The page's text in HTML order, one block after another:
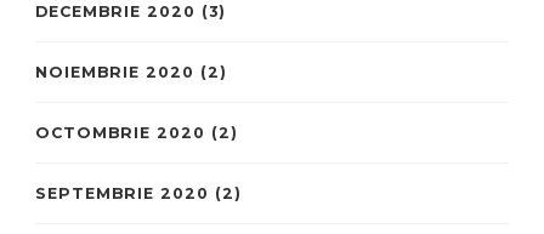
DECEMBRIE 2020 (3)
NOIEMBRIE 2020 (2)
OCTOMBRIE 2020 (2)
SEPTEMBRIE 2020 (2)